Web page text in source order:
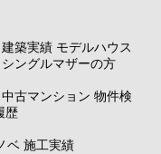
建築実績 モデルハウス
シングルマザーの方
中古マンション 物件検
歴
ベ 施工実績